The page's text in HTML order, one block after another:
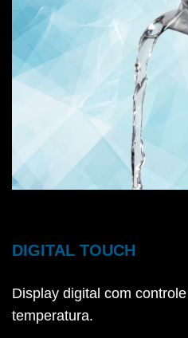
DIGITAL TOUCH
Display digital com
temperatura.